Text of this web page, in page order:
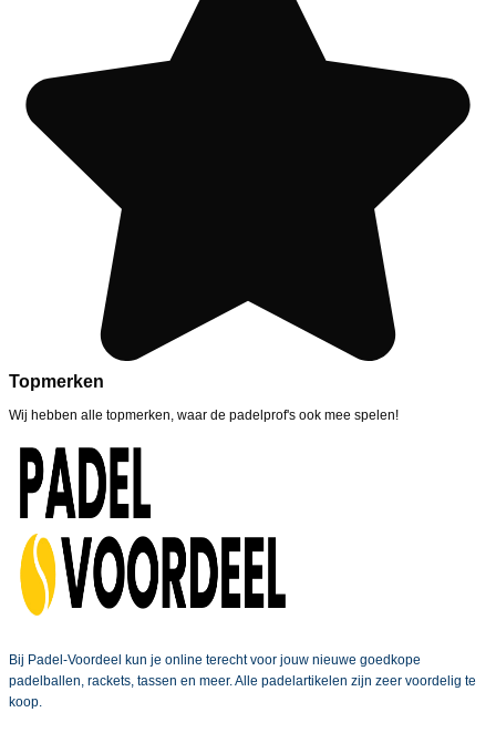
Topmerken
Wij hebben alle topmerken, waar de padelprof's ook mee spelen!
Bij Padel-Voordeel kun je online terecht voor jouw nieuwe goedkope
padelballen, rackets, tassen en meer. Alle padelartikelen zijn zeer voordelig te
koop.